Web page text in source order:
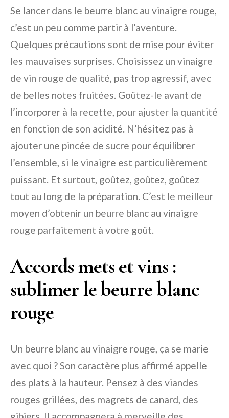
Se lancer dans le beurre blanc au vinaigre rouge,
c’est un peu comme partir à l’aventure.
Quelques précautions sont de mise pour éviter
les mauvaises surprises. Choisissez un vinaigre
de vin rouge de qualité, pas trop agressif, avec
de belles notes fruitées. Goûtez-le avant de
l’incorporer à la recette, pour ajuster la quantité
en fonction de son acidité. N’hésitez pas à
ajouter une pincée de sucre pour équilibrer
l’ensemble, si le vinaigre est particulièrement
puissant. Et surtout, goûtez, goûtez, goûtez
tout au long de la préparation. C’est le meilleur
moyen d’obtenir un beurre blanc au vinaigre
rouge parfaitement à votre goût.
Accords mets et vins :
sublimer le beurre blanc
rouge
Un beurre blanc au vinaigre rouge, ça se marie
avec quoi ? Son caractère plus affirmé appelle
des plats à la hauteur. Pensez à des viandes
rouges grillées, des magrets de canard, des